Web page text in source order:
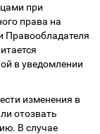
при
права на
Правообладателя
в уведомлении
изменения в
отозвать
В случае